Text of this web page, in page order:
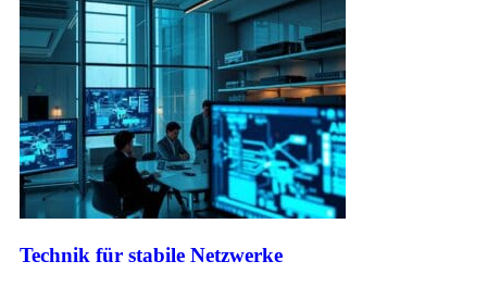
Technik für stabile Netzwerke